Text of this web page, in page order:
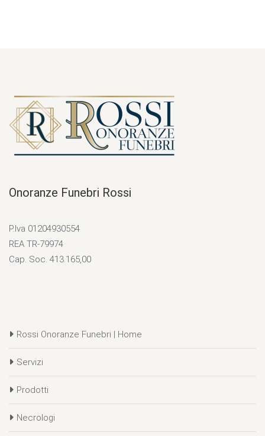
Onoranze Funebri Rossi
P.Iva 01204930554
REA TR-79974
Cap. Soc. 413.165,00
Rossi Onoranze Funebri | Home
Servizi
Prodotti
Necrologi